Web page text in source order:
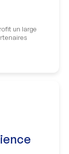
un large